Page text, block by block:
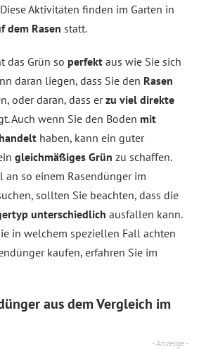
Aktivitäten finden im Garten in
dem Rasen statt.
das Grün so perfekt aus wie Sie sich
daran liegen, dass Sie den Rasen
oder daran, dass erzu viel direkte
Auch wenn Sie den Boden mit
haben, kann ein guter
gleichmäßiges Grün zu schaffen.
an so einem Rasendünger im
sollten Sie beachten, dass die
unterschiedlich ausfallen kann.
in welchem speziellen Fall achten
kaufen, erfahren Sie im
aus demVergleich im
- Anzeige -